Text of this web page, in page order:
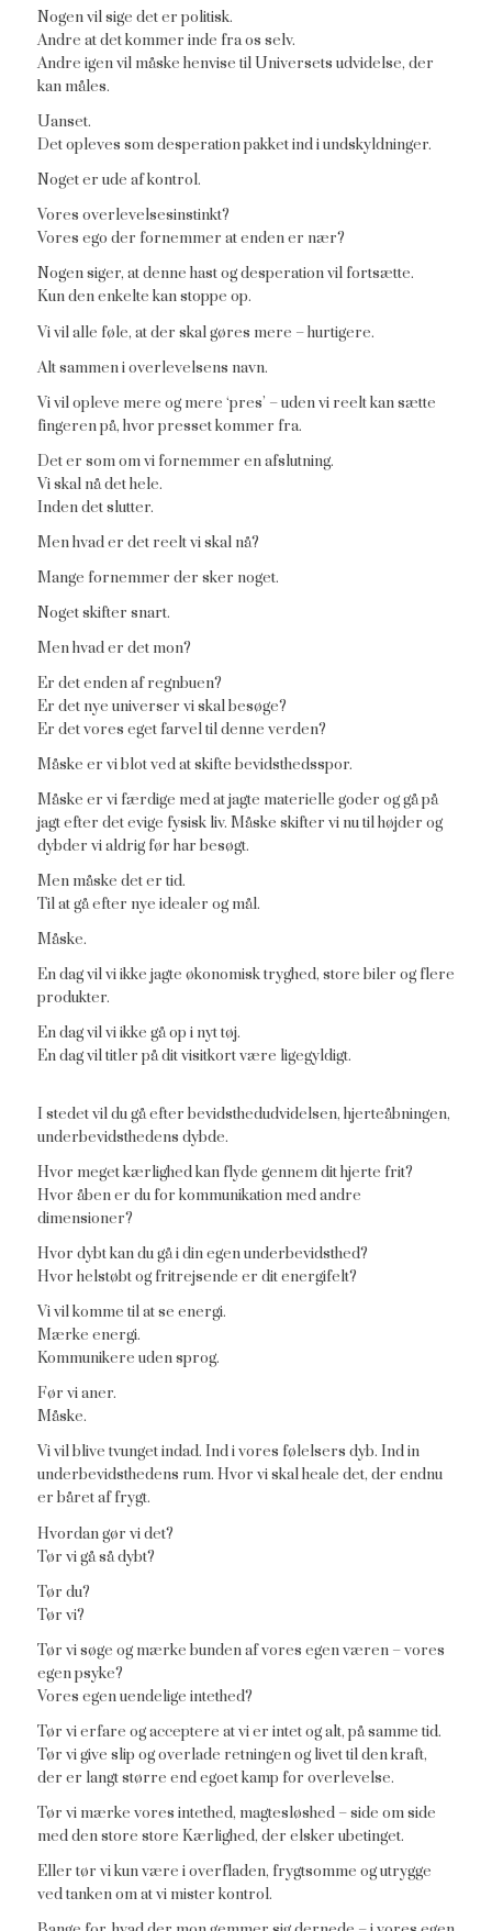
Nogen vil sige det er politisk.
Andre at det kommer inde fra os selv.
Andre igen vil måske henvise til Universets udvidelse, der
kan måles.
Uanset.
Det opleves som desperation pakket ind i undskyldninger.
Noget er ude af kontrol.
Vores overlevelsesinstinkt?
Vores ego der fornemmer at enden er nær?
Nogen siger, at denne hast og desperation vil fortsætte.
Kun den enkelte kan stoppe op.
Vi vil alle føle, at der skal gøres mere – hurtigere.
Alt sammen i overlevelsens navn.
Vi vil opleve mere og mere ‘pres’ – uden vi reelt kan sætte
fingeren på, hvor presset kommer fra.
Det er som om vi fornemmer en afslutning.
Vi skal nå det hele.
Inden det slutter.
Men hvad er det reelt vi skal nå?
Mange fornemmer der sker noget.
Noget skifter snart.
Men hvad er det mon?
Er det enden af regnbuen?
Er det nye universer vi skal besøge?
Er det vores eget farvel til denne verden?
Måske er vi blot ved at skifte bevidsthedsspor.
Måske er vi færdige med at jagte materielle goder og gå på
jagt efter det evige fysisk liv. Måske skifter vi nu til højder og
dybder vi aldrig før har besøgt.
Men måske det er tid.
Til at gå efter nye idealer og mål.
Måske.
En dag vil vi ikke jagte økonomisk tryghed, store biler og flere
produkter.
En dag vil vi ikke gå op i nyt tøj.
En dag vil titler på dit visitkort være ligegyldigt.
I stedet vil du gå efter bevidsthedudvidelsen, hjerteåbningen,
underbevidsthedens dybde.
Hvor meget kærlighed kan flyde gennem dit hjerte frit?
Hvor åben er du for kommunikation med andre
dimensioner?
Hvor dybt kan du gå i din egen underbevidsthed?
Hvor helstøbt og fritrejsende er dit energifelt?
Vi vil komme til at se energi.
Mærke energi.
Kommunikere uden sprog.
Før vi aner.
Måske.
Vi vil blive tvunget indad. Ind i vores følelsers dyb. Ind in
underbevidsthedens rum. Hvor vi skal heale det, der endnu
er båret af frygt.
Hvordan gør vi det?
Tør vi gå så dybt?
Tør du?
Tør vi?
Tør vi søge og mærke bunden af vores egen væren – vores
egen psyke?
Vores egen uendelige intethed?
Tør vi erfare og acceptere at vi er intet og alt, på samme tid.
Tør vi give slip og overlade retningen og livet til den kraft,
der er langt større end egoet kamp for overlevelse.
Tør vi mærke vores intethed, magtesløshed – side om side
med den store store Kærlighed, der elsker ubetinget.
Eller tør vi kun være i overfladen, frygtsomme og utrygge
ved tanken om at vi mister kontrol.